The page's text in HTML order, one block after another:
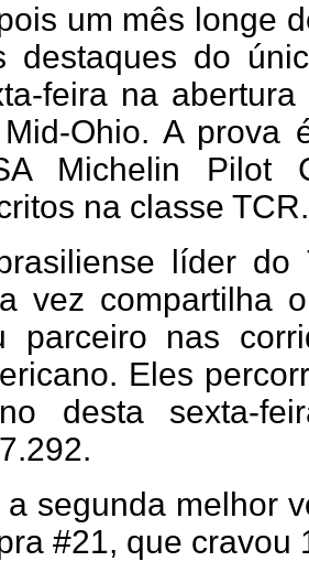
um mês longe
destaques do
feira na
Ohio. A prova
Michelin Pilot
na classe TCR.
líder do
vez compartilha
parceiro nas
Eles
desta sexta-
a segunda melhor
#21, que cravou